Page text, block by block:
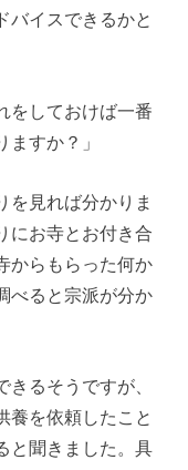
バイスできるかと
をしておけば一番
すか？」
を見れば分かりま
にお寺とお付き合
からもらった何か
べると宗派が分か
るそうですが、
養を依頼したこと
と聞きました。具